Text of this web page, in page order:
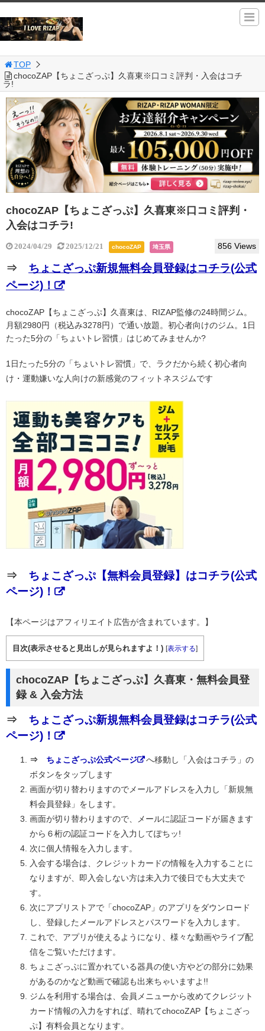
TOP
chocoZAP【ちょこざっぷ】久喜東※口コミ評判・入会はコチ
ラ!
chocoZAP【ちょこざっぷ】久喜東※口コミ評判・
入会はコチラ!
2024/04/29 2025/12/21 chocoZAP 埼玉県 856 Views
⇒ ちょこざっぷ新規無料会員登録はコチラ(公式
ページ)！
chocoZAP【ちょこざっぷ】久喜東は、RIZAP監修の24時間ジム。
月額2980円（税込み3278円）で通い放題。初心者向けのジム。1日
たった5分の「ちょいトレ習慣」はじめてみませんか?
1日たった5分の「ちょいトレ習慣」で、ラクだから続く初心者向
け・運動嫌いな人向けの新感覚のフィットネスジムです
⇒ ちょこざっぷ【無料会員登録】はコチラ(公式
ページ)！
【本ページはアフィリエイト広告が含まれています。】
目次(表示させると見出しが見られますよ！) [表示する]
chocoZAP【ちょこざっぷ】久喜東・無料会員登
録 & 入会方法
⇒ ちょこざっぷ新規無料会員登録はコチラ(公式
ページ)！
⇒ ちょこざっぷ公式ページ
へ移動し「入会はコチラ」の
ボタンをタップします
画面が切り替わりますのでメールアドレスを入力し「新規無
料会員登録」をします。
画面が切り替わりますので、メールに認証コードが届きます
から６桁の認証コードを入力してぽちッ!
次に個人情報を入力します。
入会する場合は、クレジットカードの情報を入力することに
なりますが、即入会しない方は未入力で後日でも大丈夫で
す。
次にアプリストアで「chocoZAP」のアプリをダウンロード
し、登録したメールアドレスとパスワードを入力します。
これで、アプリが使えるようになり、様々な動画やライブ配
信をご覧いただけます。
ちょこざっぷに置かれている器具の使い方やどの部分に効果
があるのかなど動画で確認も出来ちゃいますよ!!
ジムを利用する場合は、会員メニューから改めてクレジット
カード情報の入力をすれば、晴れてchocoZAP【ちょこざっ
ぷ】有料会員となります。